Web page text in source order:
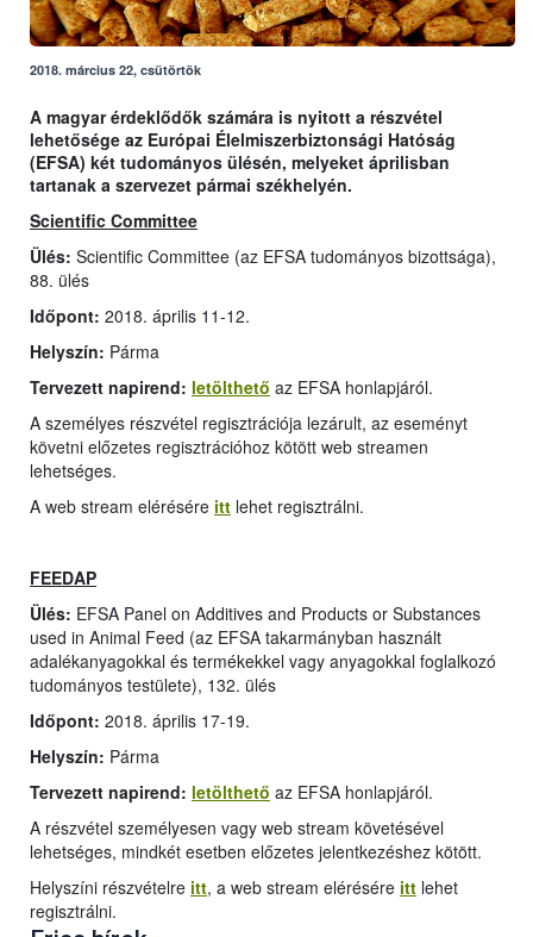
2018. március 22, csütörtök
A magyar érdeklődők számára is nyitott a részvétel
lehetősége az Európai Élelmiszerbiztonsági Hatóság
(EFSA) két tudományos ülésén, melyeket áprilisban
tartanak a szervezet pármai székhelyén.
Scientific Committee
Ülés: Scientific Committee (az EFSA tudományos bizottsága),
88. ülés
Időpont: 2018. április 11-12.
Helyszín: Párma
Tervezett napirend: letölthető az EFSA honlapjáról.
A személyes részvétel regisztrációja lezárult, az eseményt
követni előzetes regisztrációhoz kötött web streamen
lehetséges.
A web stream elérésére itt lehet regisztrálni.
FEEDAP
Ülés: EFSA Panel on Additives and Products or Substances
used in Animal Feed (az EFSA takarmányban használt
adalékanyagokkal és termékekkel vagy anyagokkal foglalkozó
tudományos testülete), 132. ülés
Időpont: 2018. április 17-19.
Helyszín: Párma
Tervezett napirend: letölthető az EFSA honlapjáról.
A részvétel személyesen vagy web stream követésével
lehetséges, mindkét esetben előzetes jelentkezéshez kötött.
Helyszíni részvételre itt, a web stream elérésére itt lehet
regisztrálni.